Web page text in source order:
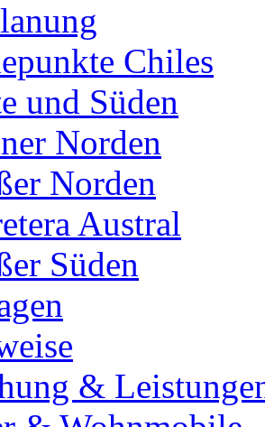
Chiles
und Süden
Norden
Norden
Austral
Süden
&